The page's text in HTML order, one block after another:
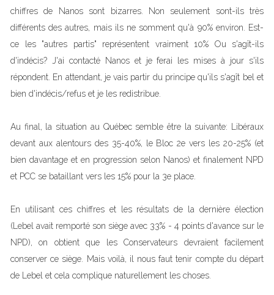
chiffres de Nanos sont bizarres. Non seulement sont-ils très
différents des autres, mais ils ne somment qu'à 90% environ. Est-
ce les "autres partis" représentent vraiment 10% Ou s'agît-ils
d'indécis? J'ai contacté Nanos et je ferai les mises à jour s'ils
répondent. En attendant, je vais partir du principe qu'ils s'agît bel et
bien d'indécis/refus et je les redistribue.
Au final, la situation au Québec semble être la suivante: Libéraux
devant aux alentours des 35-40%, le Bloc 2e vers les 20-25% (et
bien davantage et en progression selon Nanos) et finalement NPD
et PCC se bataillant vers les 15% pour la 3e place.
En utilisant ces chiffres et les résultats de la dernière élection
(Lebel avait remporté son siège avec 33% - 4 points d'avance sur le
NPD), on obtient que les Conservateurs devraient facilement
conserver ce siège. Mais voilà, il nous faut tenir compte du départ
de Lebel et cela complique naturellement les choses.